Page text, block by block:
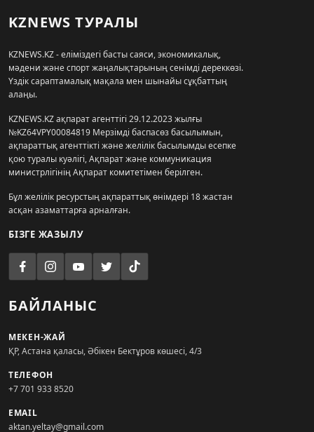
KZNEWS ТУРАЛЫ
KZNEWS.KZ - еліміздегі басты саяси, экономикалық,
мәдени және спорт жаңалықтарының сенімді дереккөзі.
Үздік сараптамалық мақала мен шынайы сұқбаттың
алаңы.
KZNEWS.KZ ақпарат агенттігі 29.12.2023 жылғы
№KZ64VPY00084819 Мерзімді баспасөз басылымын,
ақпараттық агенттікті және желілік басылымды есепке
қою туралы куәлігі, Ақпарат және коммуникация
министрлігінің Ақпарат комитетімен берілген.
Бұл желілік ресурстың ақпараттық өнімдері 18 жастан
асқан азаматтарға арналған.
БІЗГЕ ЖАЗЫЛУ
БАЙЛАНЫС
МЕКЕН-ЖАЙ
ҚР, Астана қаласы, Әбікен Бектұров көшесі, 4/3
ТЕЛЕФОН
+7 701 933 8520
EMAIL
aktan.yeltay@gmail.com